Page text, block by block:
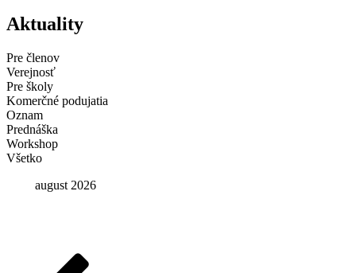
Aktuality
Pre členov
Verejnosť
Pre školy
Komerčné podujatia
Oznam
Prednáška
Workshop
Všetko
august 2026